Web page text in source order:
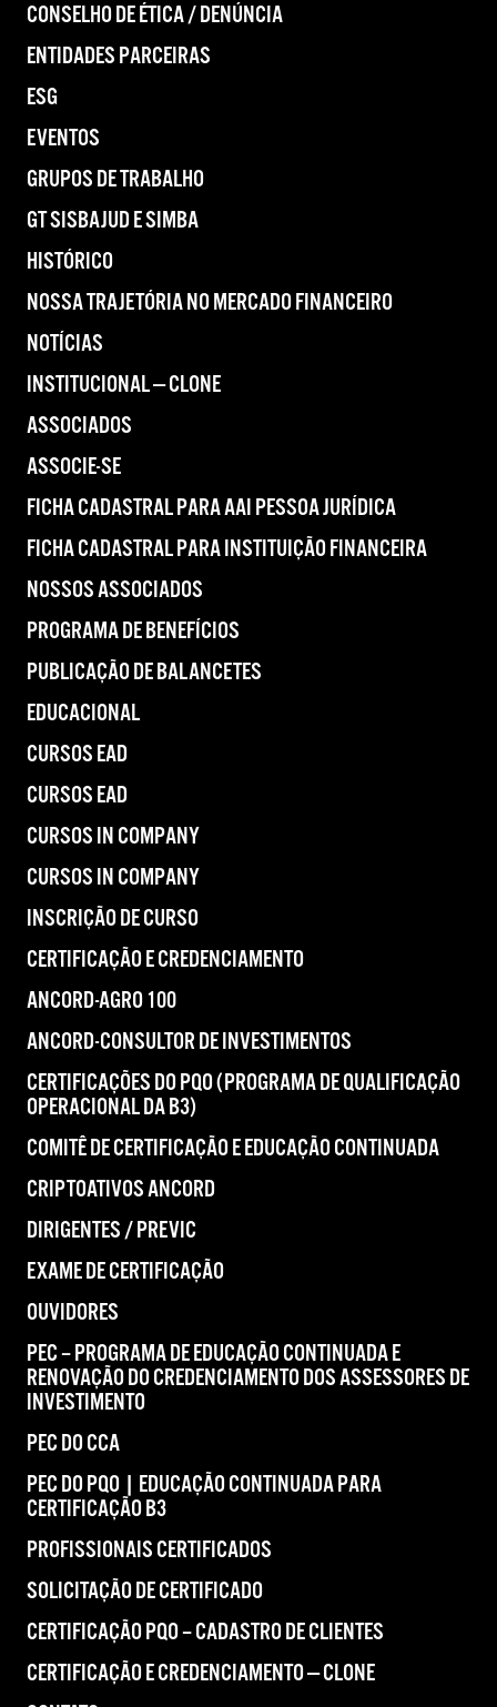
CONSELHO DE ÉTICA / DENÚNCIA
ENTIDADES PARCEIRAS
ESG
EVENTOS
GRUPOS DE TRABALHO
GT SISBAJUD E SIMBA
HISTÓRICO
NOSSA TRAJETÓRIA NO MERCADO FINANCEIRO
NOTÍCIAS
INSTITUCIONAL — CLONE
ASSOCIADOS
ASSOCIE-SE
FICHA CADASTRAL PARA AAI PESSOA JURÍDICA
FICHA CADASTRAL PARA INSTITUIÇÃO FINANCEIRA
NOSSOS ASSOCIADOS
PROGRAMA DE BENEFÍCIOS
PUBLICAÇÃO DE BALANCETES
EDUCACIONAL
CURSOS EAD
CURSOS EAD
CURSOS IN COMPANY
CURSOS IN COMPANY
INSCRIÇÃO DE CURSO
CERTIFICAÇÃO E CREDENCIAMENTO
ANCORD-AGRO 100
ANCORD-CONSULTOR DE INVESTIMENTOS
CERTIFICAÇÕES DO PQO (PROGRAMA DE QUALIFICAÇÃO
OPERACIONAL DA B3)
COMITÊ DE CERTIFICAÇÃO E EDUCAÇÃO CONTINUADA
CRIPTOATIVOS ANCORD
DIRIGENTES / PREVIC
EXAME DE CERTIFICAÇÃO
OUVIDORES
PEC – PROGRAMA DE EDUCAÇÃO CONTINUADA E
RENOVAÇÃO DO CREDENCIAMENTO DOS ASSESSORES DE
INVESTIMENTO
PEC DO CCA
PEC DO PQO | EDUCAÇÃO CONTINUADA PARA
CERTIFICAÇÃO B3
PROFISSIONAIS CERTIFICADOS
SOLICITAÇÃO DE CERTIFICADO
CERTIFICAÇÃO PQO – CADASTRO DE CLIENTES
CERTIFICAÇÃO E CREDENCIAMENTO — CLONE